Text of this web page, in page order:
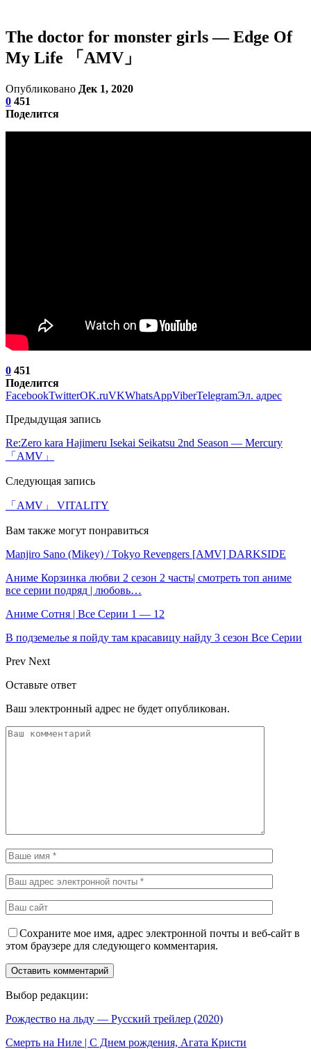
The doctor for monster girls — Edge Of
My Life 「AMV」
Опубликовано Дек 1, 2020
0 451
Поделится
0 451
Поделится
FacebookTwitterOK.ruVKWhatsAppViberTelegramЭл. адрес
Предыдущая запись
Re:Zero kara Hajimeru Isekai Seikatsu 2nd Season — Mercury
「AMV」
Следующая запись
「AMV」 VITALITY
Вам также могут понравиться
Manjiro Sano (Mikey) / Tokyo Revengers [AMV] DARKSIDE
Аниме Корзинка любви 2 сезон 2 часть| смотреть топ аниме
все серии подряд | любовь…
Аниме Сотня | Все Серии 1 — 12
В подземелье я пойду там красавицу найду 3 сезон Все Серии
Prev Next
Оставьте ответ
Ваш электронный адрес не будет опубликован.
Сохраните мое имя, адрес электронной почты и веб-сайт в
этом браузере для следующего комментария.
Выбор редакции:
Рождество на льду — Русский трейлер (2020)
Смерть на Ниле | С Днем рождения, Агата Кристи